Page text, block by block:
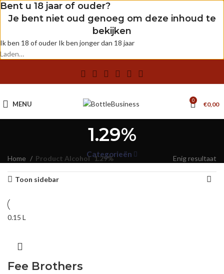
Bent u 18 jaar of ouder?
Je bent niet oud genoeg om deze inhoud te
bekijken
Ik ben 18 of ouder Ik ben jonger dan 18 jaar
Laden…
MENU 0 €0,00
1.29%
Categorieën
Home Product Alcohol 1.29% Enig resultaat
Toon sidebar
0.15 L
Fee Brothers